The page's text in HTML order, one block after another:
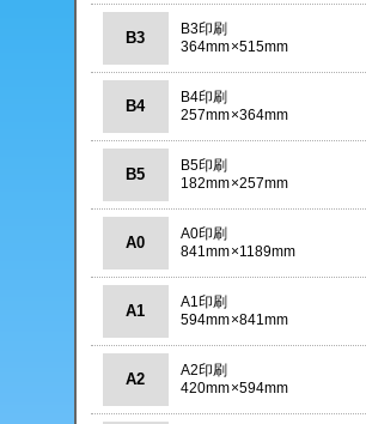
B3
B3印刷
364mm×515mm
B4
B4印刷
257mm×364mm
B5
B5印刷
182mm×257mm
A0
A0印刷
841mm×1189mm
A1
A1印刷
594mm×841mm
A2
A2印刷
420mm×594mm